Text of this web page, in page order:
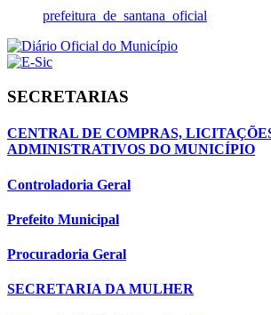
prefeitura_de_santana_oficial
SECRETARIAS
CENTRAL DE COMPRAS,
ADMINISTRATIVOS DO MUNICÍPIO
Controladoria Geral
Prefeito Municipal
Procuradoria Geral
SECRETARIA DA MULHER